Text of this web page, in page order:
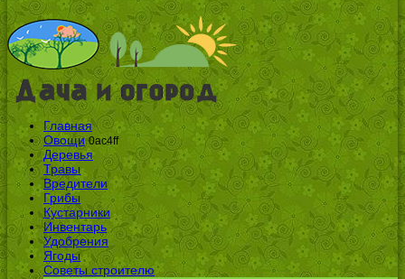
Главная
Овощи 0ac4ff
Деревья
Травы
Вредители
Грибы
Кустарники
Инвентарь
Удобрения
Ягоды
Советы строителю